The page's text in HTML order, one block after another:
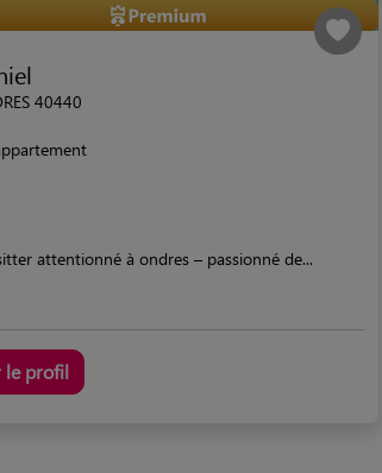
40440
attentionné à ondres – passionné de...
le profil